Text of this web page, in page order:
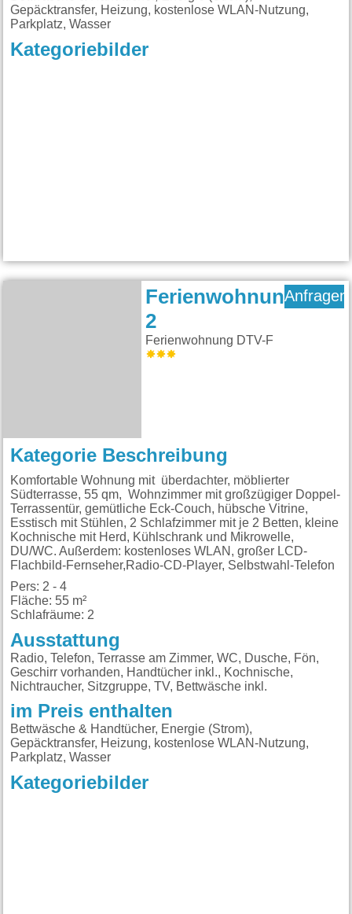
Gepäcktransfer, Heizung, kostenlose WLAN-Nutzung,
Parkplatz, Wasser
Kategoriebilder
Ferienwohnung
2
Ferienwohnung DTV-F
Anfragen
Kategorie Beschreibung
Komfortable Wohnung mit überdachter, möblierter
Südterrasse, 55 qm, Wohnzimmer mit großzügiger Doppel-
Terrassentür, gemütliche Eck-Couch, hübsche Vitrine,
Esstisch mit Stühlen, 2 Schlafzimmer mit je 2 Betten, kleine
Kochnische mit Herd, Kühlschrank und Mikrowelle,
DU/WC. Außerdem: kostenloses WLAN, großer LCD-
Flachbild-Fernseher,Radio-CD-Player, Selbstwahl-Telefon
Pers: 2 - 4
Fläche: 55 m²
Schlafräume: 2
Ausstattung
Radio, Telefon, Terrasse am Zimmer, WC, Dusche, Fön,
Geschirr vorhanden, Handtücher inkl., Kochnische,
Nichtraucher, Sitzgruppe, TV, Bettwäsche inkl.
im Preis enthalten
Bettwäsche & Handtücher, Energie (Strom),
Gepäcktransfer, Heizung, kostenlose WLAN-Nutzung,
Parkplatz, Wasser
Kategoriebilder